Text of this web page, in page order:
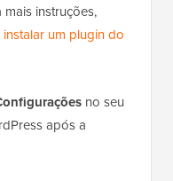
mais instruções,
um plugin do
no seu
após a